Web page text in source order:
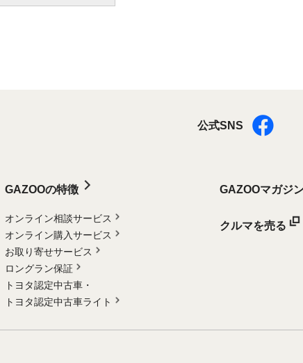
公式SNS
GAZOOの特徴
オンライン相談サービス
オンライン購入サービス
お取り寄せサービス
ロングラン保証
トヨタ認定中古車・
トヨタ認定中古車ライト
GAZOOマガジ
クルマを売る